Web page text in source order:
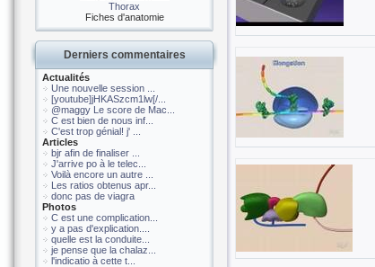
Thorax
Fiches d'anatomie
Derniers commentaires
Actualités
Une nouvelle session ...
[youtube]jHKASzcm1lw[/...
@maggy Le score de Mac...
C est bien de nous inf...
C'est trop génial! j' ...
Articles
bjr afin de finaliser ...
J'arrive po à le telec...
Voilà encore un autre ...
Les ratios obtenus apr...
donc pas de viagra
Photos
C est une complication...
y a pas d'explication....
quelle est la conduite...
je pense que la chalaz...
l'indicatio à cette t...